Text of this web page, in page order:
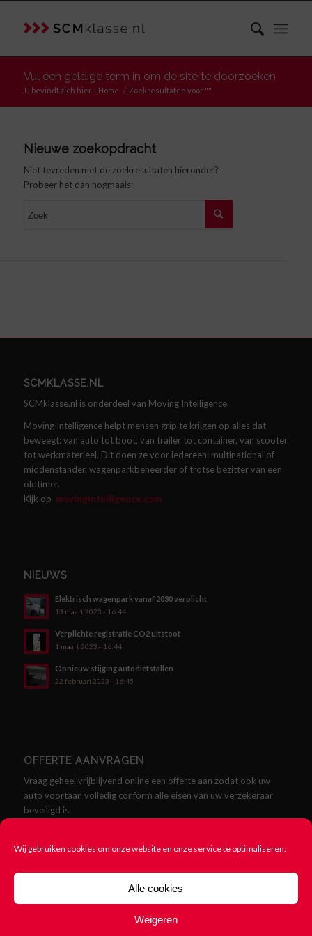
Wij gebruiken cookies om onze website en onze service te optimaliseren.
Alle cookies
Weigeren
Vul een geldige term in om de site te doorzoeken
U bevindt zich hier: Home / Zoekresultaten voor ""
Nieuwe zoekopdracht
Niet tevreden met de zoekresultaten hieronder?
Probeer het dan nogmaals:
SCMKLASSE.NL
SCMklasse.nl is onderdeel van Moving Intelligence.
Moving Intelligence helpt mensen grip te krijgen op alles dat
beweegt: van auto tot boot, van trailer tot container, van scooter
tot werkmaterieel. Dit doen ze voor iedereen: multinational of
middenstander, wagenparkbeheerder of trotse bezitter van een
oldtimer.
Kijk op movingintelligence.com
NIEUWS
Elektrisch wagenpark vanaf 2030 verplicht
13 maart 2023 - 16:44
Verplichte registratie CO2 uitstoot
1 maart 2023 - 16:44
Opnieuw stijging autodiefstallen
22 februari 2023 - 16:45
OFFERTE AANVRAGEN
Vraag geheel vrijblijvend online een offerte aan zodat ook uw
auto voortaan volledig conform alle eisen van uw verzekeraar
beveiligd is.
© Copyright - SCMklasse.nl - Alles over SCM Klasse Alarmen -